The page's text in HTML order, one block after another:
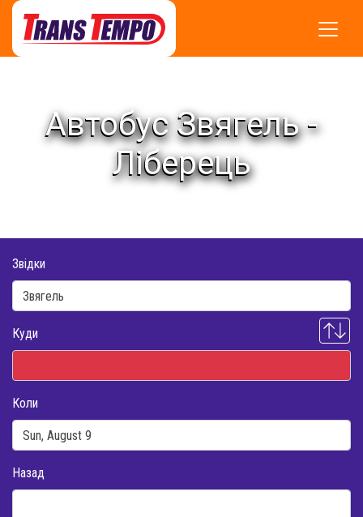
Автобус Звягель -
Ліберець
Звідки
Куди
Коли
Назад